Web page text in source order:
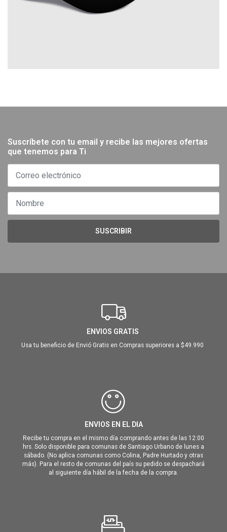
Suscríbete con tu email y recibe las mejores ofertas
que tenemos para Ti
SUSCRIBIR
ENVIOS GRATIS
Usa tu beneficio de Envió Gratis en Compras superiores a $49.990
ENVIOS EN EL DIA
Recibe tu compra en el mismo día comprando antes de las 12:00
hrs. Solo disponible para comunas de Santiago Urbano de lunes a
sábado. (No aplica comunas como Colina, Padre Hurtado y otras
más). Para el resto de comunas del país su pedido se despachará
al siguiente día hábil de la fecha de la compra.